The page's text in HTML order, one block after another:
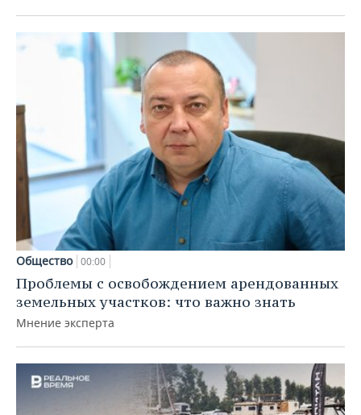
Общество 00:00
Проблемы с освобождением арендованных
земельных участков: что важно знать
Мнение эксперта